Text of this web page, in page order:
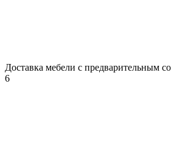
Доставка мебели с предварительным
6